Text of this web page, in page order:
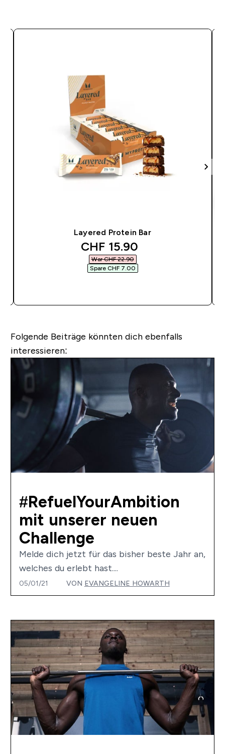
Layered Protein Bar
discounted price
CHF 15.90‎
War CHF 22.90‎
Spare CHF 7.00‎
Folgende Beiträge könnten dich ebenfalls
interessieren:
#RefuelYourAmbition
mit unserer neuen
Challenge
Melde dich jetzt für das bisher beste Jahr an,
welches du erlebt hast....
05/01/21 VON EVANGELINE HOWARTH